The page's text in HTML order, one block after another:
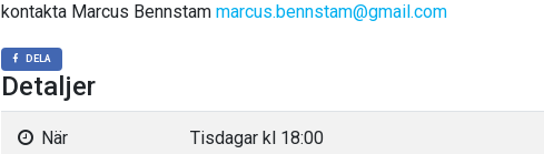
kontakta Marcus Bennstam marcus.bennstam@gmail.com
DELA
Detaljer
När Tisdagar kl 18:00